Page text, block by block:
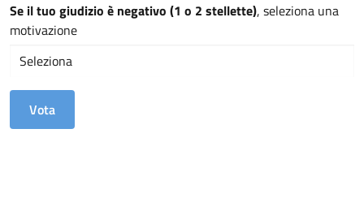
Se il tuo giudizio è negativo (1 o 2 stellette), seleziona una
motivazione